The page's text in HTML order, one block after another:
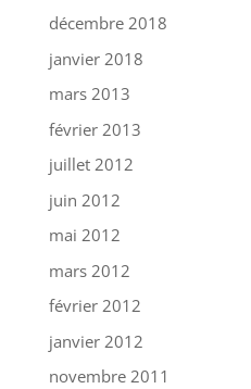
décembre 2018
janvier 2018
mars 2013
février 2013
juillet 2012
juin 2012
mai 2012
mars 2012
février 2012
janvier 2012
novembre 2011